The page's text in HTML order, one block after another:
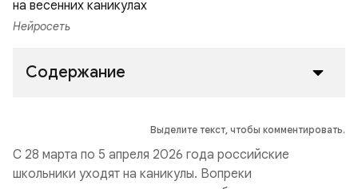
Нейросеть
Содержание
Выделите текст, чтобы комментировать.
С 28 марта по 5 апреля 2026 года российские
школьники уходят на каникулы. Вопреки